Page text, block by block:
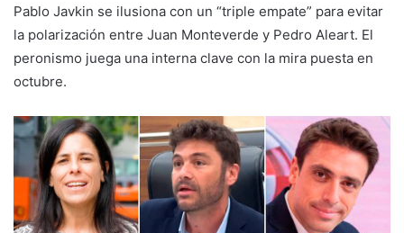
Pablo Javkin se ilusiona con un “triple empate” para evitar
la polarización entre Juan Monteverde y Pedro Aleart. El
peronismo juega una interna clave con la mira puesta en
octubre.